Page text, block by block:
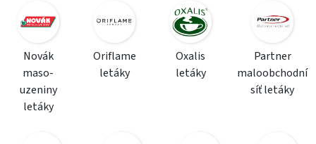
Novák
maso-
uzeniny
letáky
Oriflame
letáky
Oxalis
letáky
Partner
maloobchodní
síť letáky